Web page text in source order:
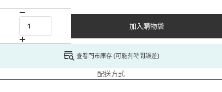
加入購物袋
查看門市庫存 (可能有時間誤差)
配送方式